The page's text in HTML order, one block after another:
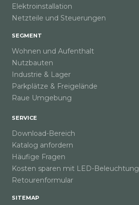
Elektroinstallation
Netzteile und Steuerungen
SEGMENT
Wohnen und Aufenthalt
Nutzbauten
Industrie & Lager
Parkplätze & Freigelände
Raue Umgebung
SERVICE
Download-Bereich
Katalog anfordern
Häufige Fragen
Kosten sparen mit LED-Beleuchtung
Retourenformular
SITEMAP